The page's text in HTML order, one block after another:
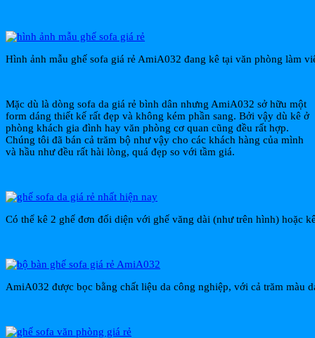
Hình ảnh mẫu ghế sofa giá rẻ AmiA032 đang kê tại văn phòng làm
Mặc dù là dòng sofa da giá rẻ bình dân nhưng AmiA032 sở hữu một
form dáng thiết kế rất đẹp và không kém phần sang. Bởi vậy dù kê ở
phòng khách gia đình hay văn phòng cơ quan cũng đều rất hợp.
Chúng tôi đã bán cả trăm bộ như vậy cho các khách hàng của mình
và hầu như đều rất hài lòng, quá đẹp so với tầm giá.
Có thể kê 2 ghế đơn đối diện với ghế văng dài (như trên hình) hoặc
AmiA032 được bọc bằng chất liệu da công nghiệp, với cả trăm màu